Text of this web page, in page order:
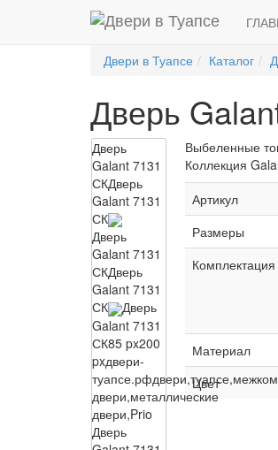
Двери в Туапсе Каталог
Дверь
Дверь
Galant 7131
СКДверь
Galant 7131
СК
Дверь
Galant 7131
СКДверь
Galant 7131
СК
Дверь
Galant 7131
СК85 px200
pxдвери-
туапсе.рф
двери,металлические
двери,Prio
Дверь
Выбеленные
Коллекция
Артикул
Размеры
Комплектация
Материал
Цвет